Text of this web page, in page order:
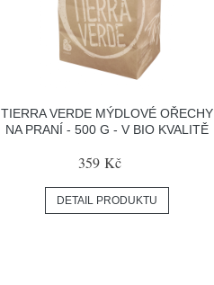
TIERRA VERDE MÝDLOVÉ OŘECHY
NA PRANÍ - 500 G - V BIO KVALITĚ
359 Kč
DETAIL PRODUKTU